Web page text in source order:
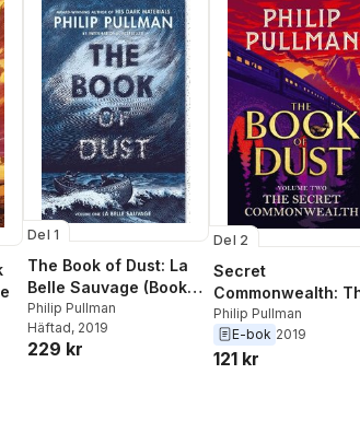
Del 1
The Book of Dust: La
Belle Sauvage (Book
of Dust, Volume 1)
Philip Pullman
Häftad, 2019
229 kr
Del 2
Secret
Commonwealth:
Book of Dust
Two
Philip Pullman
E-bok 2019
121 kr